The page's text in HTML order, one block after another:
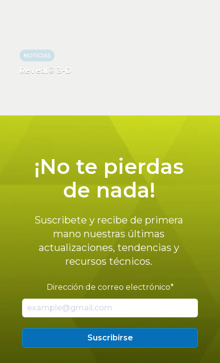
NOTICIAS
Reveal® 3-D
¡No te pierdas
de nada!
Suscribete y recibe de primera
mano nuestras últimas
actualizaciones, tendencias y
recursos técnicos.
Dirección de correo electrónico*